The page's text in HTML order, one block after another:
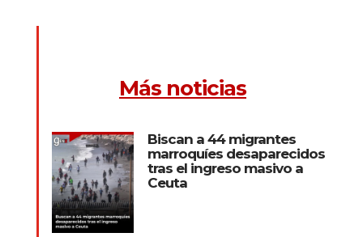
Más noticias
Biscan a 44 migrantes
marroquíes desaparecidos
tras el ingreso masivo a
Ceuta